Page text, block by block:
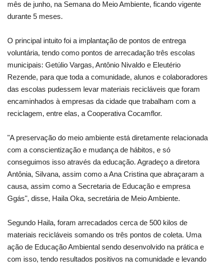
mês de junho, na Semana do Meio Ambiente, ficando vigente
durante 5 meses.
O principal intuito foi a implantação de pontos de entrega
voluntária, tendo como pontos de arrecadação três escolas
municipais: Getúlio Vargas, Antônio Nivaldo e Eleutério
Rezende, para que toda a comunidade, alunos e colaboradores
das escolas pudessem levar materiais recicláveis que foram
encaminhados à empresas da cidade que trabalham com a
reciclagem, entre elas, a Cooperativa Cocamflor.
"A preservação do meio ambiente está diretamente relacionada
com a conscientização e mudança de hábitos, e só
conseguimos isso através da educação. Agradeço a diretora
Antônia, Silvana, assim como a Ana Cristina que abraçaram a
causa, assim como a Secretaria de Educação e empresa
Ggás", disse, Haila Oka, secretária de Meio Ambiente.
Segundo Haila, foram arrecadados cerca de 500 kilos de
materiais recicláveis somando os três pontos de coleta. Uma
ação de Educação Ambiental sendo desenvolvido na prática e
com isso, tendo resultados positivos na comunidade e levando